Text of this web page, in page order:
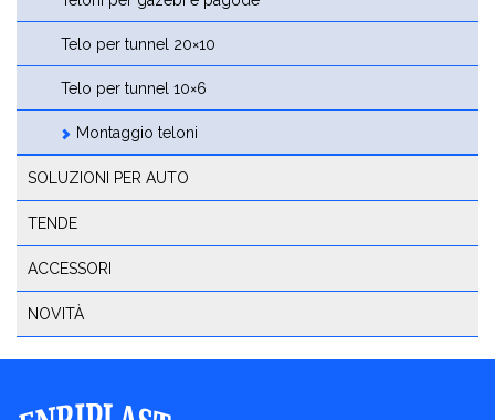
Telo per tunnel 20×10
Telo per tunnel 10×6
Montaggio teloni
SOLUZIONI PER AUTO
TENDE
ACCESSORI
NOVITÀ